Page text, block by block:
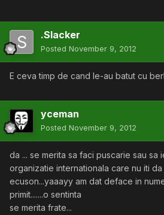
.Slacker
Posted November 9, 2012
E ceva timp de cand le-au batut cu
yceman
Posted November 9, 2012
da ... se merita sa faci puscarie sau sa
organizatie internationala care nu iti da
ecuson...yaaayy am dat deface in
primit.......o sentinta
se merita frate...